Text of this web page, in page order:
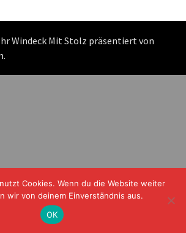
Windeck Mit Stolz präsentiert von
.
Cookies. Wenn du die Website weiter
wir von deinem Einverständnis aus.
OK